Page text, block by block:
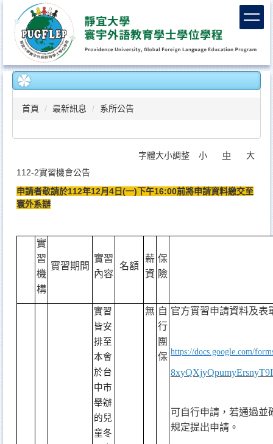
容
區
首頁 最新訊息 系所公告
字體大小調整 小 中
大
112-2實習機會公告
申請者敬請於112年12月4日(一)下午16:00前將申請資料繳交至
寰外系辦
實
習
機
構
實習期間
實習
內容
名額
薪
資
保
險
實習
皆安
排至
本會
於台
中市
舉辦
的兒
童冬
無 自
行
團
保
官方實習申請資料及表
https://docs.google.com/
可自行申請，若通過並
規定提出申請。